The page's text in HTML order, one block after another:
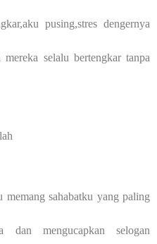
pusing,stres dengernya
selalu bertengkar tanpa
memang sahabatku yang paling
dan mengucapkan selogan